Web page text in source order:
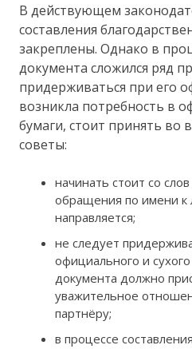
В действующем
составления
закреплены. Однако в
документа сложился ряд
придерживаться при его
возникла потребность в
бумаги, стоит принять
советы:
начинать стоит со
обращения по имени к
направляется;
не следует
официального и
документа должно
уважительное
партнёру;
в процессе